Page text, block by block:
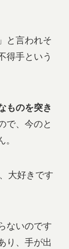
と言われそ
得手という
ものを突き
で、今のと
大好きです
ないのです
り、手が出